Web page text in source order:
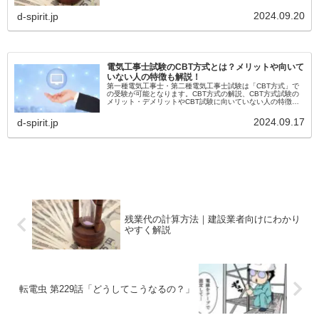
d-spirit.jp 2024.09.20
電気工事士試験のCBT方式とは？メリットや向いて
いない人の特徴も解説！
第一種電気工事士・第二種電気工事士試験は「CBT方式」で
の受験が可能となります。CBT方式の解説、CBT方式試験の
メリット・デメリットやCBT試験に向いていない人の特徴に
d-spirit.jp 2024.09.17
残業代の計算方法｜建設業者向けにわかり
やすく解説
転電虫 第229話「どうしてこうなるの？」